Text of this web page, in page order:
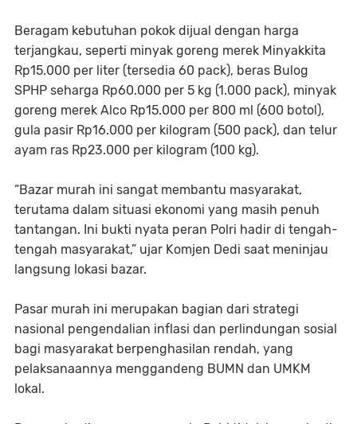
Beragam kebutuhan pokok dijual dengan harga
terjangkau, seperti minyak goreng merek Minyakkita
Rp15.000 per liter (tersedia 60 pack), beras Bulog
SPHP seharga Rp60.000 per 5 kg (1.000 pack), minyak
goreng merek Alco Rp15.000 per 800 ml (600 botol),
gula pasir Rp16.000 per kilogram (500 pack), dan telur
ayam ras Rp23.000 per kilogram (100 kg).
“Bazar murah ini sangat membantu masyarakat,
terutama dalam situasi ekonomi yang masih penuh
tantangan. Ini bukti nyata peran Polri hadir di tengah-
tengah masyarakat,” ujar Komjen Dedi saat meninjau
langsung lokasi bazar.
Pasar murah ini merupakan bagian dari strategi
nasional pengendalian inflasi dan perlindungan sosial
bagi masyarakat berpenghasilan rendah, yang
pelaksanaannya menggandeng BUMN dan UMKM
lokal.